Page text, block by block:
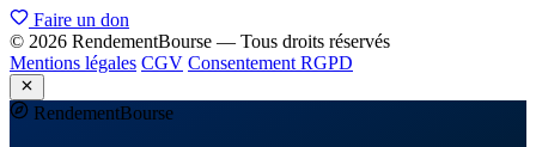
Faire un don
© 2026 RendementBourse — Tous droits réservés
Mentions légales CGV Consentement RGPD
RendementBourse